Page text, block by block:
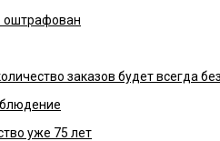
оштрафован
заказов будет всегда
уже 75 лет